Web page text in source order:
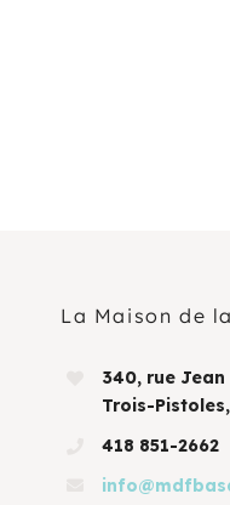
La Maison de
340, rue Jean
Trois-
418 851-2662